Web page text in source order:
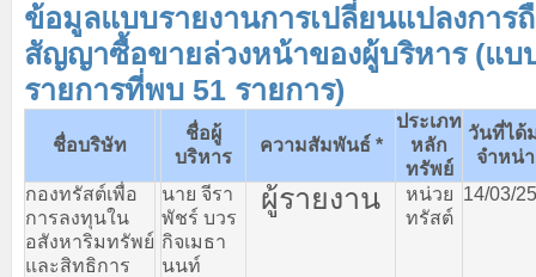
ข้อมูลแบบรายงานการเปลี่ยนแปลงการ
สัญญาซื้อขายล่วงหน้าของผู้บริหาร (แบ
รายการที่พบ 51 รายการ)
ชื่อบริษัท
ชื่อผู้
บริหาร
ความสัมพันธ์ *
ประเภท
หลัก
ทรัพย์
วันที่ได้
จำหน่
กองทรัสต์เพื่อ
การลงทุนใน
อสังหาริมทรัพย์
และสิทธิการ
นาย จีรา
พัชร์ บวร
กิจเมธา
นนท์
ผู้รายงาน
หน่วย
ทรัสต์
14/03/